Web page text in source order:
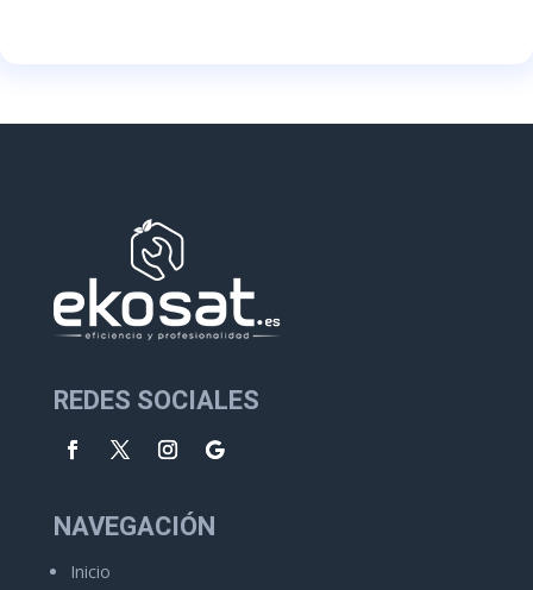
REDES SOCIALES
NAVEGACIÓN
Inicio